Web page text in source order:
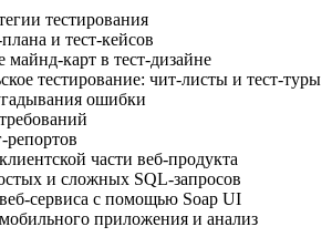
тестирования
и тест-кейсов
майнд-карт в тест-дизайне
тестирование: чит-листы и тест-туры
ошибки
репортов
части веб-продукта
и сложных SQL-запросов
сервиса с помощью Soap UI
приложения и анализ